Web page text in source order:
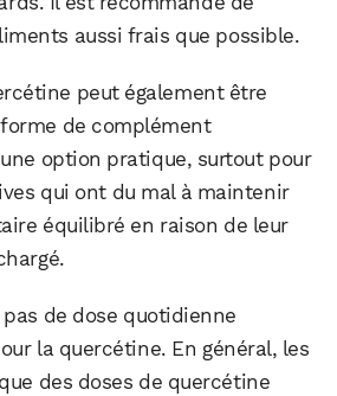
aussi frais que possible.
peut également être
de complément
option pratique, surtout pour
qui ont du mal à maintenir
équilibré en raison de leur
pas de dose quotidienne
la quercétine. En général, les
des doses de quercétine
Telegram